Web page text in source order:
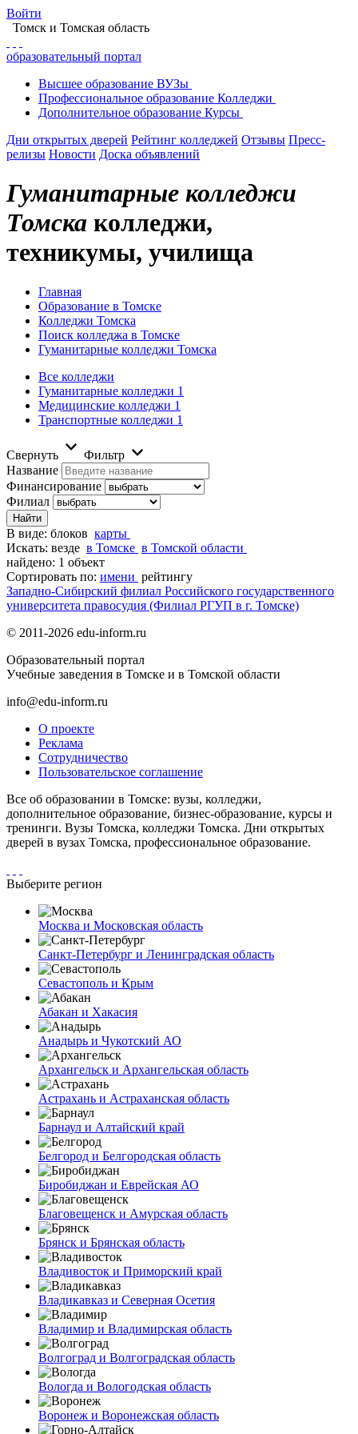
Войти
Томск и Томская область
образовательный портал
Высшее образование ВУЗы
Профессиональное образование Колледжи
Дополнительное образование Курсы
Дни открытых дверей Рейтинг колледжей Отзывы Пресс-
релизы Новости Доска объявлений
Гуманитарные колледжи
Томска колледжи,
техникумы, училища
Главная
Образование в Томске
Колледжи Томска
Поиск колледжа в Томске
Гуманитарные колледжи Томска
Все колледжи
Гуманитарные колледжи 1
Медицинские колледжи 1
Транспортные колледжи 1
Свернуть
Фильтр
Название
Финансирование
Филиал
В виде: блоков карты
Искать: везде в Томске в Томской области
найдено: 1 объект
Сортировать по: имени рейтингу
Западно-Сибирский филиал Российского государственного
университета правосудия (Филиал РГУП в г. Томске)
© 2011-2026 edu-inform.ru
Образовательный портал
Учебные заведения в Томске и в Томской области
info@edu-inform.ru
О проекте
Реклама
Сотрудничество
Пользовательское соглашение
Все об образовании в Томске: вузы, колледжи,
дополнительное образование, бизнес-образование, курсы и
тренинги. Вузы Томска, колледжи Томска. Дни открытых
дверей в вузах Томска, профессиональное образование.
Выберите регион
Москва и Московская область
Санкт-Петербург и Ленинградская область
Севастополь и Крым
Абакан и Хакасия
Анадырь и Чукотский АО
Архангельск и Архангельская область
Астрахань и Астраханская область
Барнаул и Алтайский край
Белгород и Белгородская область
Биробиджан и Еврейская АО
Благовещенск и Амурская область
Брянск и Брянская область
Владивосток и Приморский край
Владикавказ и Северная Осетия
Владимир и Владимирская область
Волгоград и Волгоградская область
Вологда и Вологодская область
Воронеж и Воронежская область